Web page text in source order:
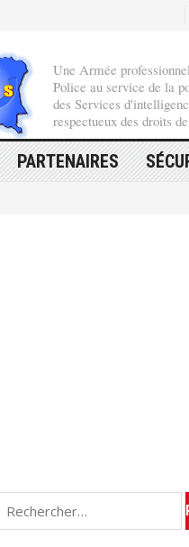
Une Armée
Police au service de la
des Services
respectueux des droits
PARTENAIRES
Rechercher :